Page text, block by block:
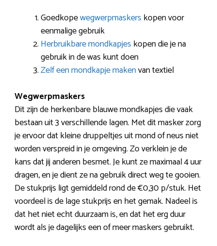
Goedkopewegwerpmaskers kopen voor
eenmalige gebruik
Herbruikbare mondkapjes kopen die je na
gebruik in de was kunt doen
Zelf een mondkapje makenvan textiel
Wegwerpmaskers
Dit zijn de herkenbare blauwe mondkapjes die vaak
bestaan uit 3 verschillende lagen. Met dit masker zorg
je ervoor dat kleine druppeltjes uit mond of neus niet
worden verspreid in je omgeving. Zo verklein je de
kans dat jij anderen besmet. Je kunt ze maximaal 4 uur
dragen, en je dient ze na gebruik direct weg te gooien.
De stukprijs ligt gemiddeld rond de €0,30 p/stuk. Het
voordeel is de lage stukprijs en het gemak. Nadeel is
dat het niet echt duurzaam is, en dat het erg duur
wordt als je dagelijks een of meer maskers gebruikt.